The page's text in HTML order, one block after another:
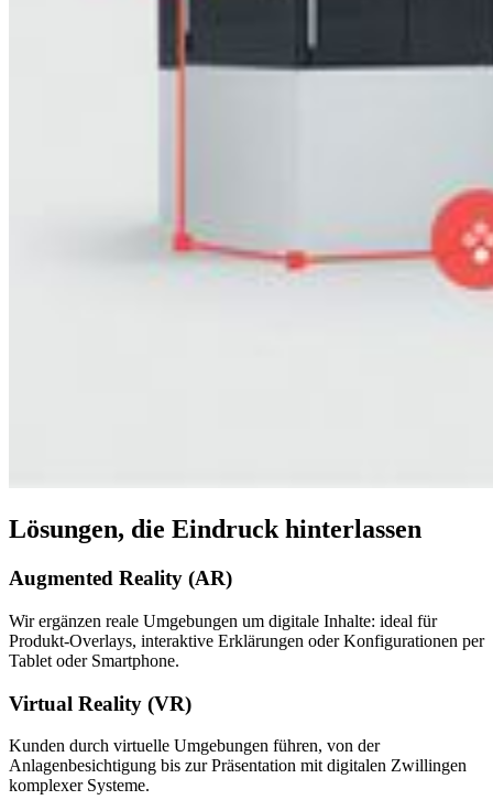
Lösungen, die Eindruck hinterlassen
Augmented Reality (AR)
Wir ergänzen reale Umgebungen um digitale Inhalte: ideal für
Produkt-Overlays, interaktive Erklärungen oder Konfigurationen per
Tablet oder Smartphone.
Virtual Reality (VR)
Kunden durch virtuelle Umgebungen führen, von der
Anlagenbesichtigung bis zur Präsentation mit digitalen Zwillingen
komplexer Systeme.